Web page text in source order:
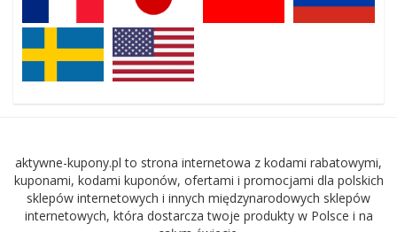
aktywne-kupony.pl to strona internetowa z kodami rabatowymi,
kuponami, kodami kuponów, ofertami i promocjami dla polskich
sklepów internetowych i innych międzynarodowych sklepów
internetowych, która dostarcza twoje produkty w Polsce i na